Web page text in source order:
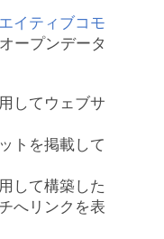
イティブコモ
ープンデータ
してウェブサ
トを掲載して
して構築した
へリンクを表